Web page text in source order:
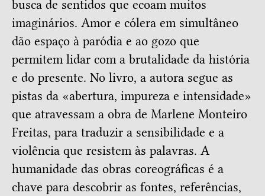
busca de sentidos que ecoam muitos
imaginários. Amor e cólera em simultâneo
dão espaço à paródia e ao gozo que
permitem lidar com a brutalidade da história
e do presente. No livro, a autora segue as
pistas da «abertura, impureza e intensidade»
que atravessam a obra de Marlene Monteiro
Freitas, para traduzir a sensibilidade e a
violência que resistem às palavras. A
humanidade das obras coreográficas é a
chave para descobrir as fontes, referências,